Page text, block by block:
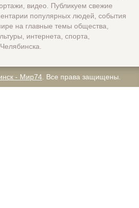
видео. Публикуем свежие
популярных людей, события
на главные темы общества,
интернета, спорта,
- Мир74 . Все права защищены.